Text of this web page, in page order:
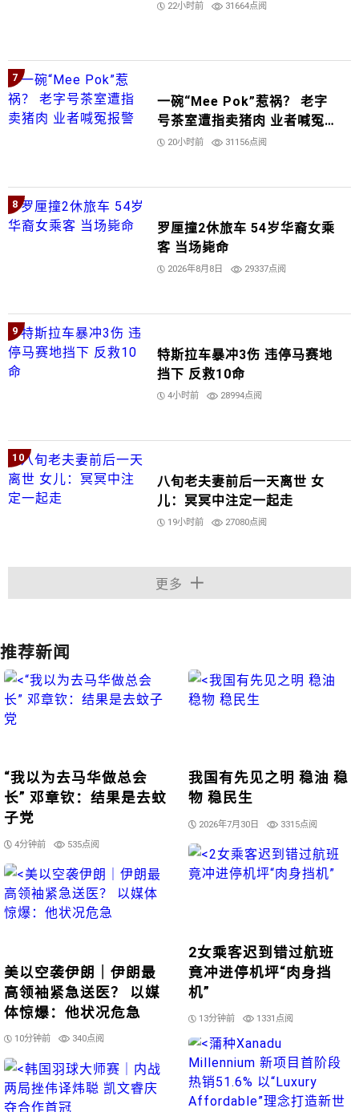
22小时前 31664点阅
7
一碗“Mee Pok”惹祸？ 老字
号茶室遭指卖猪肉 业者喊冤报
警20小时前 31156点阅
8
罗厘撞2休旅车 54岁华裔女乘
客 当场毙命
2026年8月8日 29337点阅
9
特斯拉车暴冲3伤 违停马赛地
挡下 反救10命
4小时前 28994点阅
10
八旬老夫妻前后一天离世 女
儿：冥冥中注定一起走
19小时前 27080点阅
更多
推荐新闻
“我以为去马华做总会
长” 邓章钦：结果是去蚊
子党
4分钟前 535点阅
我国有先见之明 稳油 稳
物 稳民生
2026年7月30日 3315点阅
2女乘客迟到错过航班
竟冲进停机坪“肉身挡
机”
13分钟前 1331点阅
美以空袭伊朗｜伊朗最
高领袖紧急送医？ 以媒
体惊爆：他状况危急
10分钟前 340点阅